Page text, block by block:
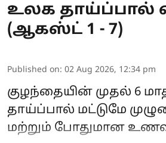
உலக தாய்ப்பால்
(ஆகஸ்ட் 1 - 7)
Published on: 02 Aug 2026, 12:34 pm
குழந்தையின் முதல் 6
தாய்ப்பால் மட்டுமே
மற்றும் போதுமான